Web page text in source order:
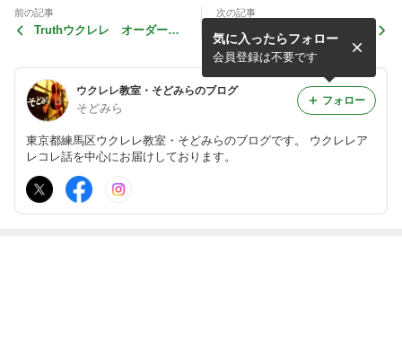
前の記事
Truthウクレレ オーダーし
次の記事
宴-utage- 2daysLIVE 1日
目終了☆
ウクレレ教室・そどみらのブログ
そどみら
東京都練馬区ウクレレ教室・そどみらのブログです。 ウクレレア
レコレ話を中心にお届けしております。
気に入ったらフォロー
会員登録は不要です
フォロー